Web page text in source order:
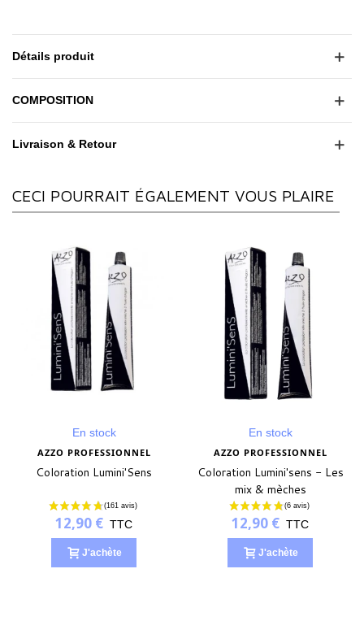
Détails produit
COMPOSITION
Livraison & Retour
CECI POURRAIT ÉGALEMENT VOUS PLAIRE
En stock
AZZO PROFESSIONNEL
Coloration Lumini'Sens
12,90 € TTC
J'achète
En stock
AZZO PROFESSIONNEL
Coloration Lumini'sens - Les
mix & mèches
12,90 € TTC
J'achète